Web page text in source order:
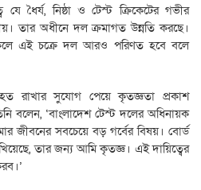
ধৈর্য, নিষ্ঠা ও টেস্ট ক্রিকেটের গভীর
তার অধীনে দল ক্রমাগত উন্নতি করছে।
এই চক্রে দল আরও পরিণত হবে বলে
রাখার সুযোগ পেয়ে কৃতজ্ঞতা প্রকাশ
বলেন, ‘বাংলাদেশ টেস্ট দলের অধিনায়ক
জীবনের সবচেয়ে বড় গর্বের বিষয়। বোর্ড
তার জন্য আমি কৃতজ্ঞ। এই দায়িত্বের